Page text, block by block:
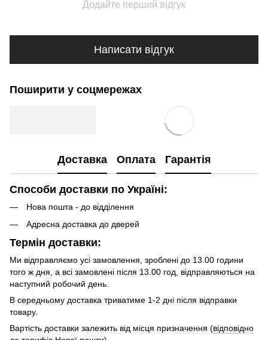
Додайте перший відгук
Написати відгук
Поширити у соцмережах
Доставка Оплата Гарантія
Способи доставки по Україні:
Нова пошта - до відділення
Адресна доставка до дверей
Термін доставки:
Ми відправляємо усі замовлення, зроблені до 13.00 години
того ж дня, а всі замовлені після 13.00 год, відправляються на
наступний робочий день.
В середньому доставка триватиме 1-2 дні після відправки
товару.
Вартість доставки залежить від місця призначення (відповідно